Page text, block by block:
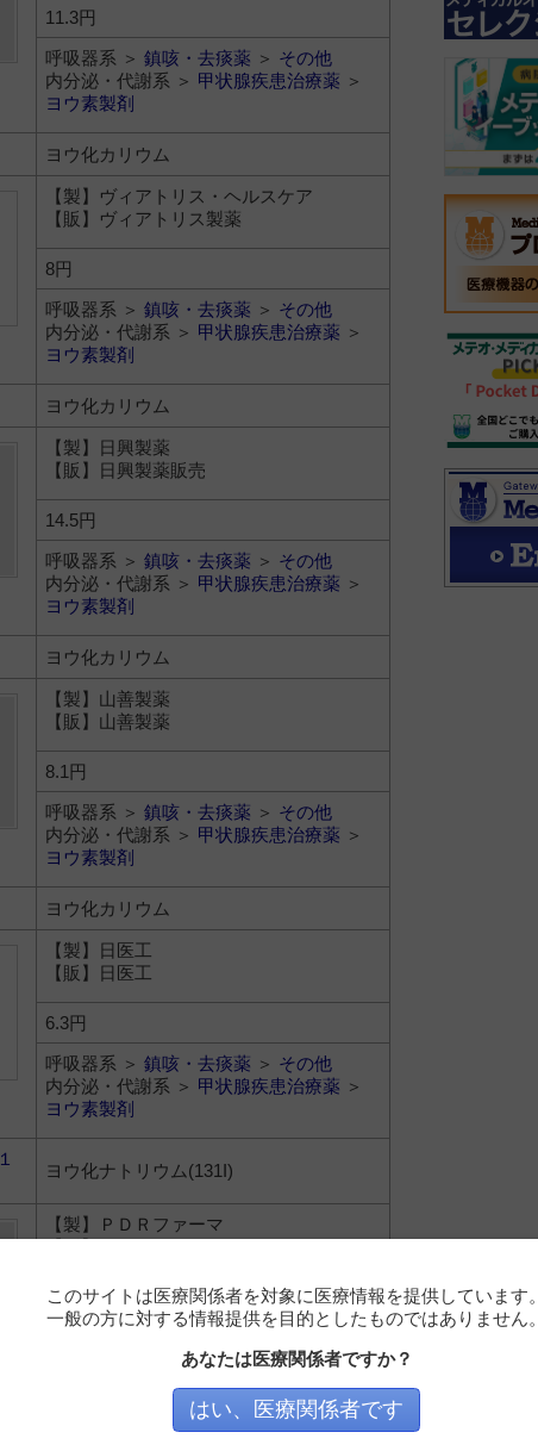
11.3円
呼吸器系 ＞ 鎮咳・去痰薬 ＞ その他
内分泌・代謝系 ＞ 甲状腺疾患治療薬 ＞
ヨウ素製剤
ヨウ化カリウム
【製】ヴィアトリス・ヘルスケア
【販】ヴィアトリス製薬
8円
呼吸器系 ＞ 鎮咳・去痰薬 ＞ その他
内分泌・代謝系 ＞ 甲状腺疾患治療薬 ＞
ヨウ素製剤
ヨウ化カリウム
【製】日興製薬
【販】日興製薬販売
14.5円
呼吸器系 ＞ 鎮咳・去痰薬 ＞ その他
内分泌・代謝系 ＞ 甲状腺疾患治療薬 ＞
ヨウ素製剤
ヨウ化カリウム
【製】山善製薬
【販】山善製薬
8.1円
呼吸器系 ＞ 鎮咳・去痰薬 ＞ その他
内分泌・代謝系 ＞ 甲状腺疾患治療薬 ＞
ヨウ素製剤
ヨウ化カリウム
【製】日医工
【販】日医工
6.3円
呼吸器系 ＞ 鎮咳・去痰薬 ＞ その他
内分泌・代謝系 ＞ 甲状腺疾患治療薬 ＞
ヨウ素製剤
ヨウ化ナトリウム(131I)
【製】ＰＤＲファーマ
12,870円
機能検査薬・診断薬＞その他
このサイトは医療関係者を対象に医療情報を提供しています。
一般の方に対する情報提供を目的としたものではありません。
あなたは医療関係者ですか？
はい、医療関係者です